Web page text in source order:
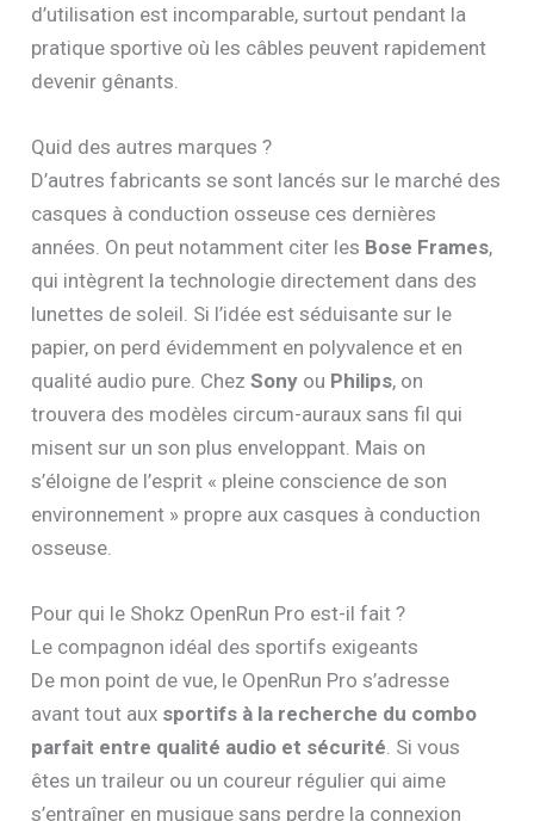
d’utilisation est incomparable, surtout pendant la
pratique sportive où les câbles peuvent rapidement
devenir gênants.
Quid des autres marques ?
D’autres fabricants se sont lancés sur le marché des
casques à conduction osseuse ces dernières
années. On peut notamment citer les Bose Frames,
qui intègrent la technologie directement dans des
lunettes de soleil. Si l’idée est séduisante sur le
papier, on perd évidemment en polyvalence et en
qualité audio pure. ChezSony ou Philips, on
trouvera des modèles circum-auraux sans fil qui
misent sur un son plus enveloppant. Mais on
s’éloigne de l’esprit « pleine conscience de son
environnement » propre aux casques à conduction
osseuse.
Pour qui le Shokz OpenRun Pro est-il fait ?
Le compagnon idéal des sportifs exigeants
De mon point de vue, le OpenRun Pro s’adresse
avant tout aux sportifs à la recherche du combo
parfait entre qualité audio et sécurité. Si vous
êtes un traileur ou un coureur régulier qui aime
s’entraîner en musique sans perdre la connexion